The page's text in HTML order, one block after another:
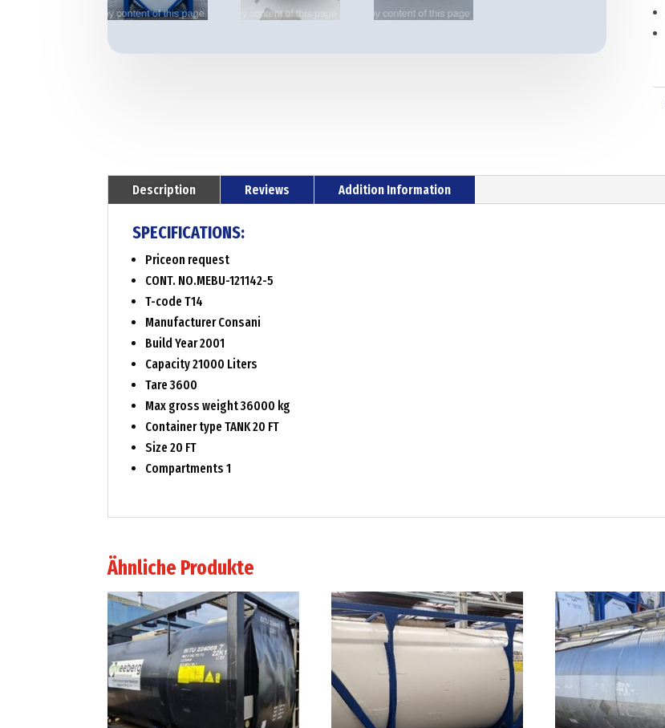
Description Reviews Addition Information
SPECIFICATIONS:
Priceon request
CONT. NO.MEBU-121142-5
T-code T14
Manufacturer Consani
Build Year 2001
Capacity 21000 Liters
Tare 3600
Max gross weight 36000 kg
Container type TANK 20 FT
Size 20 FT
Compartments 1
Ähnliche Produkte